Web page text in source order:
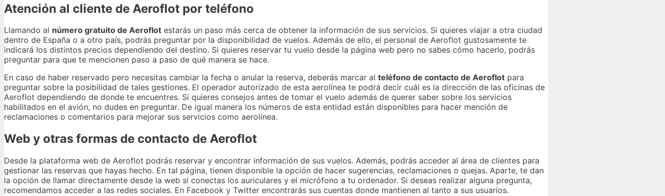
Atención al cliente de Aeroflot por teléfono
Llamando al número gratuito de Aeroflot estarás un paso más cerca de obtener la información de sus servicios. Si quieres viajar a otra ciudad
dentro de España o a otro país, podrás preguntar por la disponibilidad de vuelos. Además de ello, el personal de Aeroflot gustosamente te
indicará los distintos precios dependiendo del destino. Si quieres reservar tu vuelo desde la página web pero no sabes cómo hacerlo, podrás
preguntar para que te mencionen paso a paso de qué manera se hace.
En caso de haber reservado pero necesitas cambiar la fecha o anular la reserva, deberás marcar al teléfono de contacto de Aeroflot para
preguntar sobre la posibilidad de tales gestiones. El operador autorizado de esta aerolínea te podrá decir cuál es la dirección de las oficinas de
Aeroflot dependiendo de donde te encuentres. Si quieres consejos antes de tomar el vuelo además de querer saber sobre los servicios
habilitados en el avión, no dudes en preguntar. De igual manera los números de esta entidad están disponibles para hacer mención de
reclamaciones o comentarios para mejorar sus servicios como aerolínea.
Web y otras formas de contacto de Aeroflot
Desde la plataforma web de Aeroflot podrás reservar y encontrar información de sus vuelos. Además, podrás acceder al área de clientes para
gestionar las reservas que hayas hecho. En tal página, tienen disponible la opción de hacer sugerencias, reclamaciones o quejas. Aparte, te dan
la opción de llamar directamente desde la web si conectas los auriculares y el micrófono a tu ordenador. Si deseas realizar alguna pregunta,
recomendamos acceder a las redes sociales. En Facebook y Twitter encontrarás sus cuentas donde mantienen al tanto a sus usuarios.